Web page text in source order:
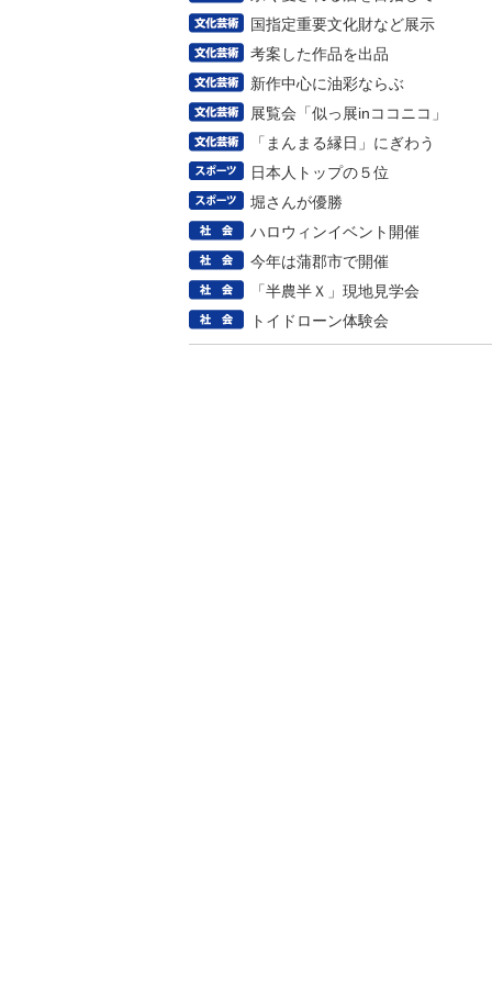
国指定重要文化財など展示
考案した作品を出品
新作中心に油彩ならぶ
展覧会「似っ展inココニコ」
「まんまる縁日」にぎわう
日本人トップの５位
堀さんが優勝
ハロウィンイベント開催
今年は蒲郡市で開催
「半農半Ｘ」現地見学会
トイドローン体験会